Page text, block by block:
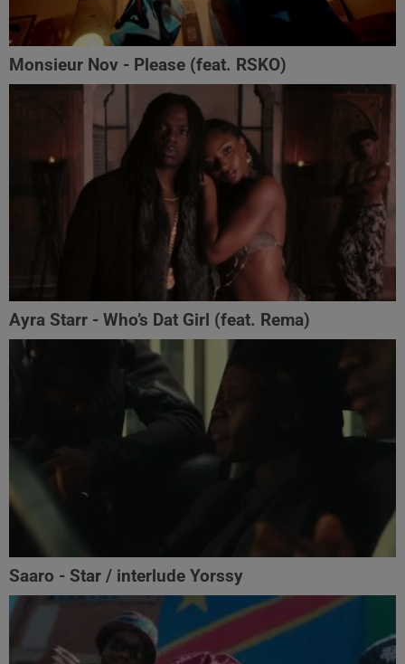
Monsieur Nov‬ - Please (feat. RSKO)
Ayra Starr - Who’s Dat Girl (feat. Rema)
Saaro - Star / interlude Yorssy